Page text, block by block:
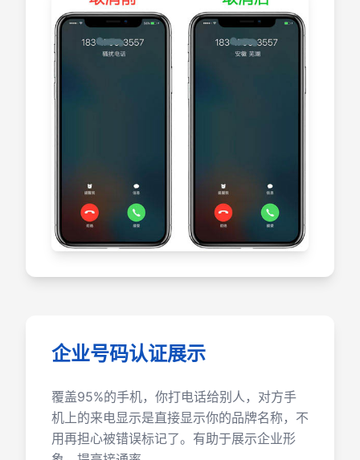
企业号码认证展示
覆盖95%的手机，你打电话给别人，对方手
机上的来电显示是直接显示你的品牌名称，不
用再担心被错误标记了。有助于展示企业形